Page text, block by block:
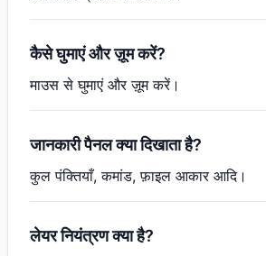
कैसे घुमाएं और ज़ूम करें?
माउस से घुमाएं और ज़ूम करें।
जानकारी पैनल क्या दिखाता है?
कुल पंक्तियाँ, कमांड, फ़ाइल आकार आदि।
लेयर नियंत्रण क्या है?